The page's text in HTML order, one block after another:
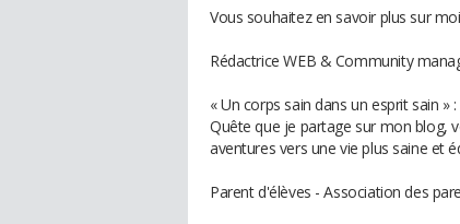
Vous souhaitez en savoir plus sur
Rédactrice WEB & Community
« Un corps sain dans un esprit sain » :
Quête que je partage sur mon blog,
aventures vers une vie plus saine et
Parent d'élèves - Association des